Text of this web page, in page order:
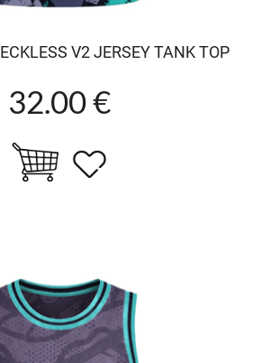
V2 JERSEY TANK TOP
32.00 €